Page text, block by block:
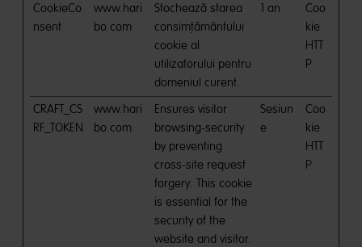
CookieCo
nsent
www.hari
bo.com
Stochează starea
consimțământului
cookie al
utilizatorului pentru
domeniul curent.
1 an
Coo
kie
HTT
P
CRAFT_CS
RF_TOKEN
www.hari
bo.com
Ensures visitor
browsing-security
by preventing
cross-site request
forgery. This cookie
is essential for the
security of the
website and visitor.
Sesiun
e
Coo
kie
HTT
P